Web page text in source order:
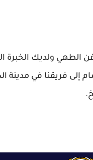
الطهي ولديك الخبرة
إلى فريقنا في